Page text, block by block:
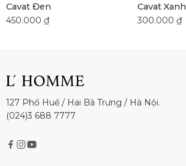
Cavat Đen
450.000 ₫
Cavat Xanh
300.000 ₫
127 Phố Huế / Hai Bà Trưng / Hà Nội.
(024)3 688 7777